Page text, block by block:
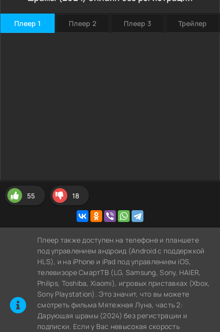
Плеер 1 Плеер 2 Плеер 3 Трейлер
55 18
Плеер также доступен на телефоне и планшете
под управлением андроид (Android с поддержкой
HLS), и на iPhone и iPad под управлением iOS,
телевизоре СмартТВ (LG, Samsung, Sony, HAIER,
Philips, Toshiba, Xiaomi), игровых приставках (Xbox,
Sony Playstation). Это значит, что вы можете
cмотреть фильма Мятежная Луна, часть 2:
Дарующая шрамы (2024) без регистрации и
подписки. Если у Вас невысокая скорость